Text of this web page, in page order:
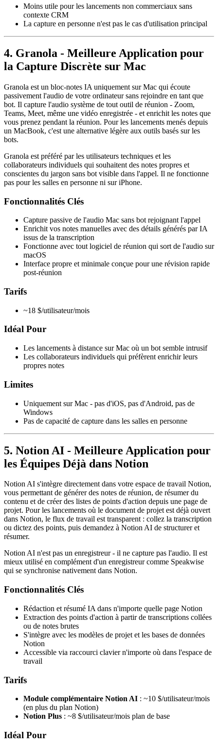
Moins utile pour les lancements non commerciaux sans
contexte CRM
La capture en personne n'est pas le cas d'utilisation principal
4. Granola - Meilleure Application pour
la Capture Discrète sur Mac
Granola est un bloc-notes IA uniquement sur Mac qui écoute
passivement l'audio de votre ordinateur sans rejoindre en tant que
bot. Il capture l'audio système de tout outil de réunion - Zoom,
Teams, Meet, même une vidéo enregistrée - et enrichit les notes que
vous prenez pendant la réunion. Pour les lancements menés depuis
un MacBook, c'est une alternative légère aux outils basés sur les
bots.
Granola est préféré par les utilisateurs techniques et les
collaborateurs individuels qui souhaitent des notes propres et
conscientes du jargon sans bot visible dans l'appel. Il ne fonctionne
pas pour les salles en personne ni sur iPhone.
Fonctionnalités Clés
Capture passive de l'audio Mac sans bot rejoignant l'appel
Enrichit vos notes manuelles avec des détails générés par IA
issus de la transcription
Fonctionne avec tout logiciel de réunion qui sort de l'audio sur
macOS
Interface propre et minimale conçue pour une révision rapide
post-réunion
Tarifs
~18 $/utilisateur/mois
Idéal Pour
Les lancements à distance sur Mac où un bot semble intrusif
Les collaborateurs individuels qui préfèrent enrichir leurs
propres notes
Limites
Uniquement sur Mac - pas d'iOS, pas d'Android, pas de
Windows
Pas de capacité de capture dans les salles en personne
5. Notion AI - Meilleure Application pour
les Équipes Déjà dans Notion
Notion AI s'intègre directement dans votre espace de travail Notion,
vous permettant de générer des notes de réunion, de résumer du
contenu et de créer des listes de points d'action depuis une page de
projet. Pour les lancements où le document de projet est déjà ouvert
dans Notion, le flux de travail est transparent : collez la transcription
ou dictez des points, puis demandez à Notion AI de structurer et
résumer.
Notion AI n'est pas un enregistreur - il ne capture pas l'audio. Il est
mieux utilisé en complément d'un enregistreur comme Speakwise
qui se synchronise nativement dans Notion.
Fonctionnalités Clés
Rédaction et résumé IA dans n'importe quelle page Notion
Extraction des points d'action à partir de transcriptions collées
ou de notes brutes
S'intègre avec les modèles de projet et les bases de données
Notion
Accessible via raccourci clavier n'importe où dans l'espace de
travail
Tarifs
Module complémentaire Notion AI : ~10 $/utilisateur/mois
(en plus du plan Notion)
Notion Plus : ~8 $/utilisateur/mois plan de base
Idéal Pour